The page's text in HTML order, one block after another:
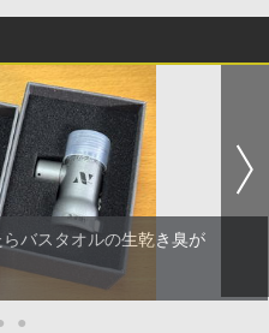
バスタオルの生乾き臭が
●